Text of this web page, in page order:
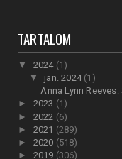
TARTALOM
▼ 2024 (1)
▼ jan. 2024 (1)
Anna Lynn
► 2023 (1)
► 2022 (6)
► 2021 (289)
► 2020 (518)
► 2019 (306)